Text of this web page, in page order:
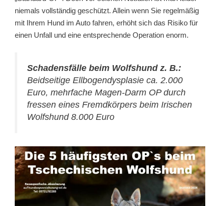
niemals vollständig geschützt. Allein wenn Sie regelmäßig
mit Ihrem Hund im Auto fahren, erhöht sich das Risiko für
einen Unfall und eine entsprechende Operation enorm.
Schadensfälle beim Wolfshund z. B.:
Beidseitige Ellbogendysplasie ca. 2.000
Euro, mehrfache Magen-Darm OP durch
fressen eines Fremdkörpers beim Irischen
Wolfshund 8.000 Euro